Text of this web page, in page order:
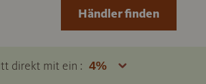
direkt mit ein :
Händler finden